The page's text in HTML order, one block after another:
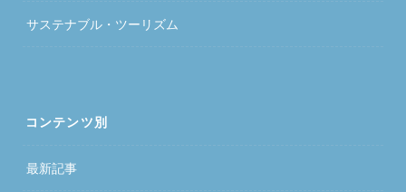
サステナブル・ツーリズム
コンテンツ別
最新記事